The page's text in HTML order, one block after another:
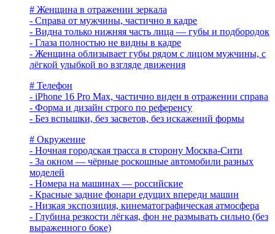
# Женщина в отражении зеркала
- Справа от мужчины, частично в кадре
- Видна только нижняя часть лица — губы и подбородок
- Глаза полностью не видны в кадре
- Женщина облизывает губы рядом с лицом мужчины, с
лёгкой улыбкой во взгляде движения
# Телефон
- iPhone 16 Pro Max, частично виден в отражении справа
- Форма и дизайн строго по референсу
- Без вспышки, без засветов, без искажений формы
# Окружение
- Ночная городская трасса в сторону Москва-Сити
- За окном — чёрные роскошные автомобили разных
моделей
- Номера на машинах — российские
- Красные задние фонари едущих впереди машин
- Низкая экспозиция, кинематографическая атмосфера
- Глубина резкости лёгкая, фон не размывать сильно (без
выраженного боке)